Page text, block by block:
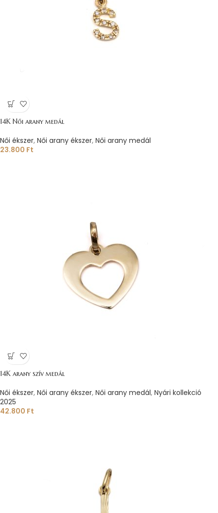
14K Női arany medál
Női ékszer, Női arany ékszer, Női arany medál
23.800 Ft
14K arany szív medál
Női ékszer, Női arany ékszer, Női arany medál, Nyári kollekció
2025
42.800 Ft